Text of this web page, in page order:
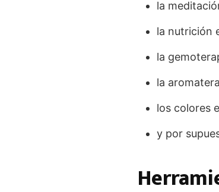
la
la nutrición
la
la
los colores
y por